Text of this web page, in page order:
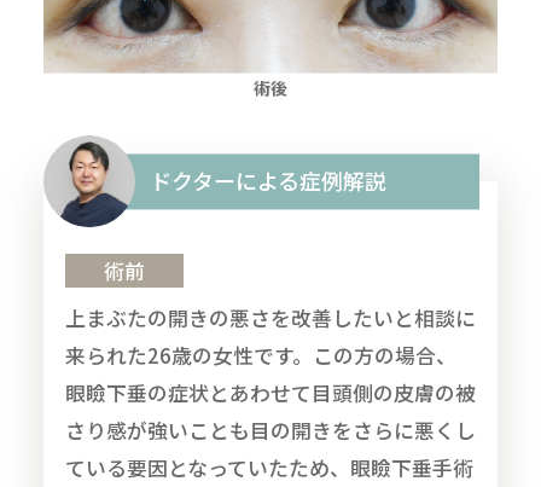
ドクターによる症例解説
術前
上まぶたの開きの悪さを改善したいと相談に
来られた26歳の女性です。この方の場合、
眼瞼下垂の症状とあわせて目頭側の皮膚の被
さり感が強いことも目の開きをさらに悪くし
ている要因となっていたため、眼瞼下垂手術